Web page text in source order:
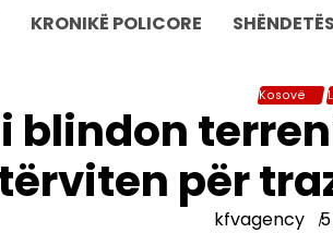
KRONIKË POLICORE
Kosovë
i blindon
për
kfvagency